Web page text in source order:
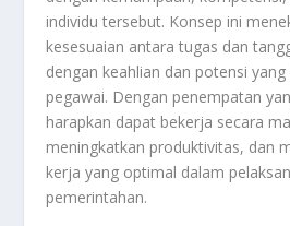
individu tersebut. Konsep ini
kesesuaian antara tugas dan
dengan keahlian dan potensi
pegawai. Dengan penempatan
harapkan dapat bekerja secara
meningkatkan produktivitas, dan
kerja yang optimal dalam
pemerintahan.